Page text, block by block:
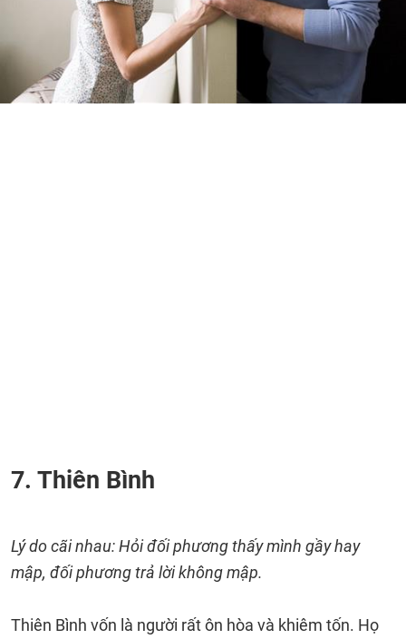
7. Thiên Bình
Lý do cãi nhau: Hỏi đối phương thấy mình gầy hay
mập, đối phương trả lời không mập.
Thiên Bình vốn là người rất ôn hòa và khiêm tốn. Họ